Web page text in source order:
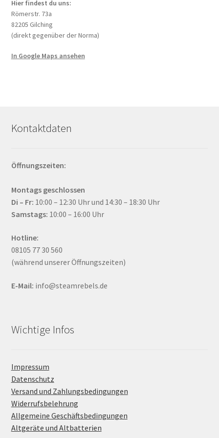
Hier findest du uns:
Römerstr. 73a
82205 Gilching
(direkt gegenüber der Norma)
In Google Maps ansehen
Kontaktdaten
Öffnungszeiten:
Montags geschlossen
Di – Fr: 10:00 – 12:30 Uhr und 14:30 – 18:30 Uhr
Samstags: 10:00 – 16:00 Uhr
Hotline:
08105 77 30 560
(während unserer Öffnungszeiten)
E-Mail: info@steamrebels.de
Wichtige Infos
Impressum
Datenschutz
Versand und Zahlungsbedingungen
Widerrufsbelehrung
Allgemeine Geschäftsbedingungen
Altgeräte und Altbatterien